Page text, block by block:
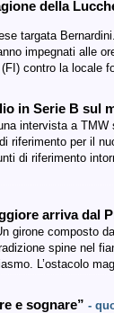
della
targata
impegnati alle
contro la locale
in Serie B sul
intervista a
riferimento per il
di riferimento
arriva dal
girone composto
spine nel
L’ostacolo
e sognare” -